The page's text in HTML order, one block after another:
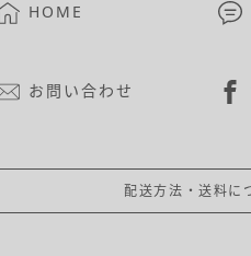
HOME
お問い合わせ
配送方法・送料に